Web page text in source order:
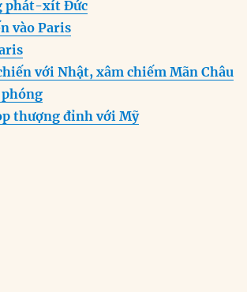
a
m
phát-xít Đức
vào Paris
với Nhật, xâm chiếm Mãn Châu
thượng đỉnh với Mỹ